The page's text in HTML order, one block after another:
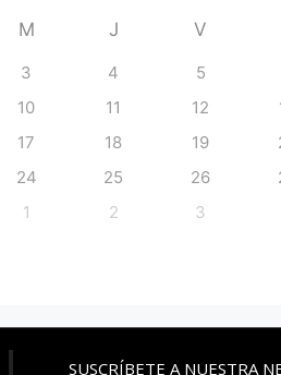
M J V
3 4 5
10 11 12
17 18 19
24 25 26
1 2 3
SUSCRÍBETE A NUESTRA